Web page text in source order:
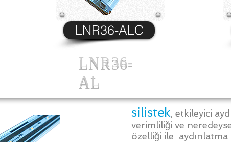
LNR36-ALC
LNR36-
AL
silistek, etkileyici
verimliliği ve
özelliği ile